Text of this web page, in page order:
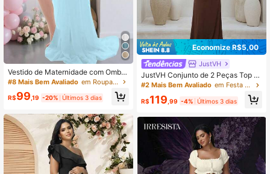
Vestido de Maternidade com Ombro
s à Mostra, Fenda Alta e Comprime
nto até o Chão para Sessão de Foto
s de Outono
#8 Mais Bem Avaliado em Roupas para ensaio fotográfico de maternidade
R$99 ,19 -20% Últimos 3 dias
Economize R$5,00
JustVH
JustVH Conjunto de 2 Peças Top Cr
opped & Saia com Decote Assimétri
tante, Roupa para Ensaio Fotográfic
#2 Mais Bem Avaliado em Festa de Maternidade e Roupas Especiais
R$119 ,99 -4% Últimos 3 dias